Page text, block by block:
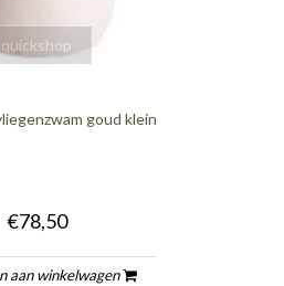
quickshop
goud klein
€78,50
aan winkelwagen